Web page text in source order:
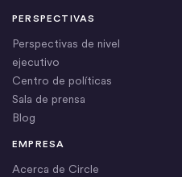
EMPRESA
Acerca de Circle
PERSPECTIVAS
Perspectivas de nivel
ejecutivo
Centro de políticas
Sala de prensa
Blog